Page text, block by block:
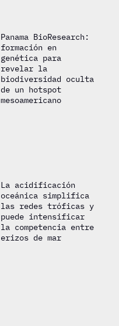
Panama BioResearch:
formación en
genética para
revelar la
biodiversidad oculta
de un hotspot
mesoamericano
La acidificación
oceánica simplifica
las redes tróficas y
puede intensificar
la competencia entre
erizos de mar